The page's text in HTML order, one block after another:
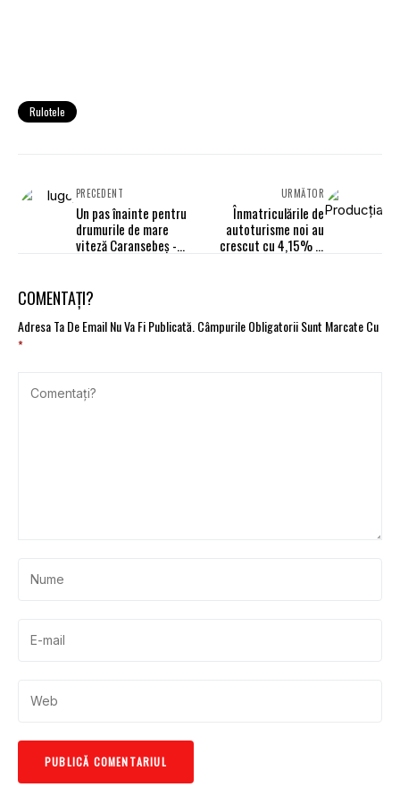
Rulotele
PRECEDENT
Un pas înainte pentru
drumurile de mare
viteză Caransebeș -
URMĂTOR
Înmatriculările de
autoturisme noi au
crescut cu 4,15% în
COMENTAȚI?
Adresa Ta De Email Nu Va Fi Publicată.Câmpurile Obligatorii Sunt Marcate Cu
*